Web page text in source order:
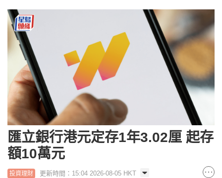
匯立銀行港元定存1年3.02厘 起存
額10萬元
投資理財 更新時間：15:04 2026-08-05 HKT